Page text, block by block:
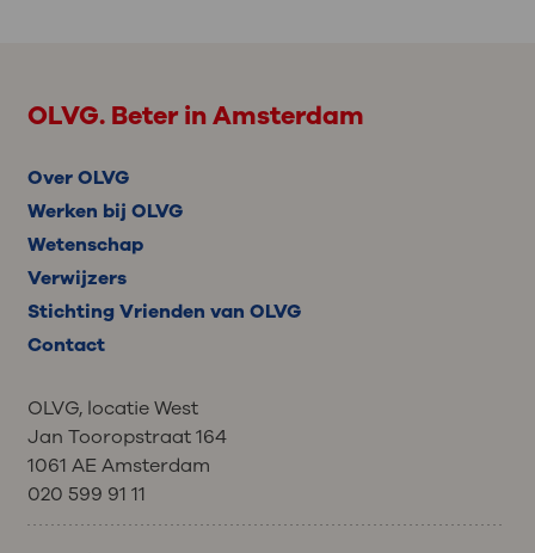
OLVG. Beter in Amsterdam
Over OLVG
Werken bij OLVG
Wetenschap
Verwijzers
Stichting Vrienden van OLVG
Contact
OLVG, locatie West
Jan Tooropstraat 164
1061 AE Amsterdam
020 599 91 11